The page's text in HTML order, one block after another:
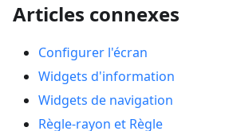
Articles connexes
Configurer l'écran
Widgets d'information
Widgets de navigation
Règle-rayon et Règle